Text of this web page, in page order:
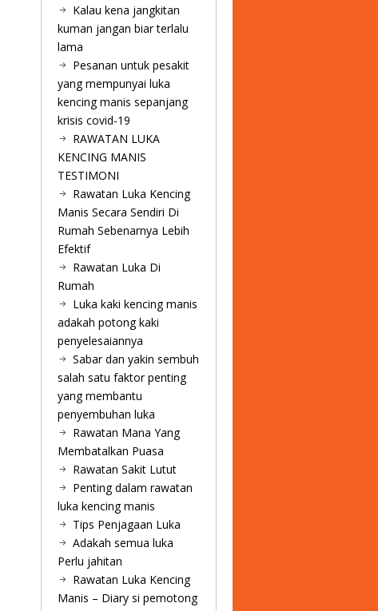
Kalau kena jangkitan
kuman jangan biar terlalu
lama
Pesanan untuk pesakit
yang mempunyai luka
kencing manis sepanjang
krisis covid-19
RAWATAN LUKA
KENCING MANIS
TESTIMONI
Rawatan Luka Kencing
Manis Secara Sendiri Di
Rumah Sebenarnya Lebih
Efektif
Rawatan Luka Di
Rumah
Luka kaki kencing manis
adakah potong kaki
penyelesaiannya
Sabar dan yakin sembuh
salah satu faktor penting
yang membantu
penyembuhan luka
Rawatan Mana Yang
Membatalkan Puasa
Rawatan Sakit Lutut
Penting dalam rawatan
luka kencing manis
Tips Penjagaan Luka
Adakah semua luka
Perlu jahitan
Rawatan Luka Kencing
Manis – Diary si pemotong